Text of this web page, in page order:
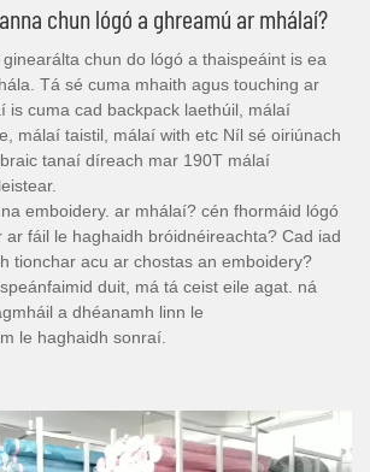
chun lógó a ghreamú ar mhálaí?
chun do lógó a thaispeáint is ea
Tá sé cuma mhaith agus touching ar
is cuma cad backpack laethúil, málaí
málaí taistil, málaí with etc Níl sé oiriúnach
tanaí díreach mar 190T málaí
emboidery. ar mhálaí? cén fhormáid lógó
fáil le haghaidh bróidnéireachta? Cad iad
tionchar acu ar chostas an emboidery?
duit, má tá ceist eile agat. ná
a dhéanamh linn le
le haghaidh sonraí.